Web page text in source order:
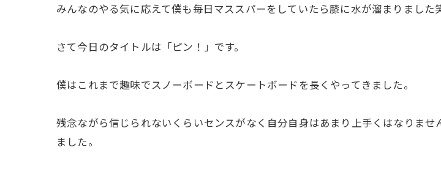
みんなのやる気に応えて僕も毎日マススパーをしていたら膝に水が溜まりました
さて今日のタイトルは「ピン！」です。
僕はこれまで趣味でスノーボードとスケートボードを長くやってきました。
残念ながら信じられないくらいセンスがなく自分自身はあまり上手くはなりま
ました。